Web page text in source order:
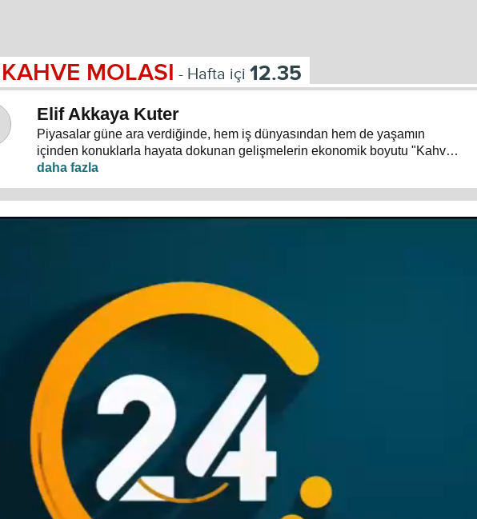
KAHVE MOLASI - Hafta içi 12.35
Elif Akkaya Kuter
Piyasalar güne ara verdiğinde, hem iş dünyasından hem de yaşamın
içinden konuklarla hayata dokunan gelişmelerin ekonomik boyutu "Kahve
Molası"nda masaya yatırılıyor.